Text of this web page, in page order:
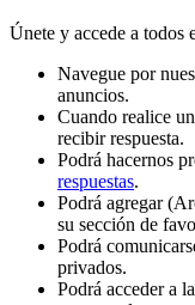
Únete y accede a todos
Navegue por
anuncios.
Cuando realice
recibir respuesta.
Podrá hacernos
respuestas.
Podrá agregar
su sección de
Podrá
privados.
Podrá acceder a